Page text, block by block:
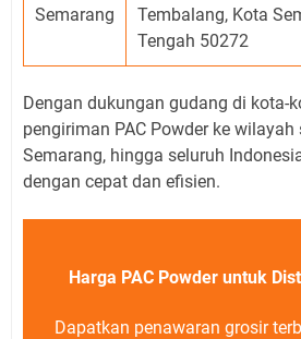
Semarang
Tembalang, Kota
Tengah 50272
Dengan dukungan gudang di kota-
pengiriman PAC Powder ke
Semarang, hingga seluruh
dengan cepat dan efisien.
Harga PAC Powder untuk
Dapatkan penawaran grosir